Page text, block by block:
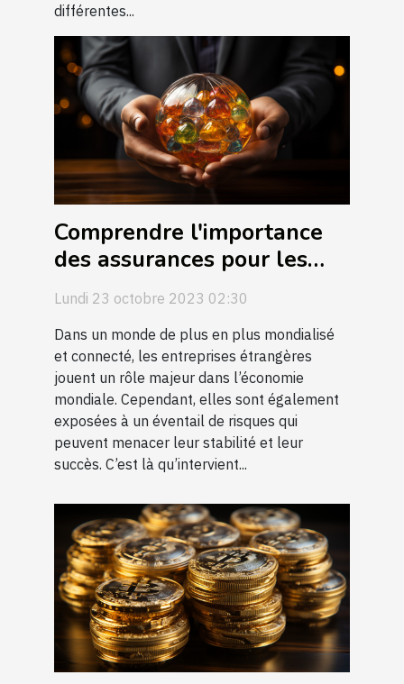
différentes...
Comprendre l'importance
des assurances pour les
entreprises étrangères
Lundi 23 octobre 2023 02:30
Dans un monde de plus en plus mondialisé
et connecté, les entreprises étrangères
jouent un rôle majeur dans l’économie
mondiale. Cependant, elles sont également
exposées à un éventail de risques qui
peuvent menacer leur stabilité et leur
succès. C’est là qu’intervient...